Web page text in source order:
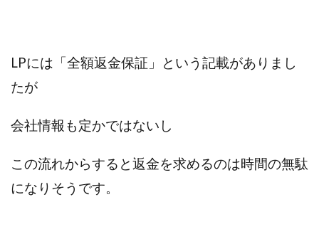
LPには「全額返金保証」という記載がありまし
たが
会社情報も定かではないし
この流れからすると返金を求めるのは時間の無駄
になりそうです。